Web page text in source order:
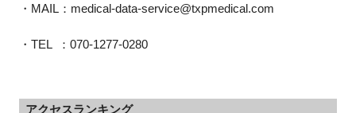
・MAIL：medical-data-service@txpmedical.com
・TEL  ：070-1277-0280
アクセスランキング